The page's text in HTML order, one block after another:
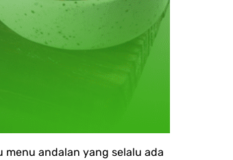
andalan yang selalu ada